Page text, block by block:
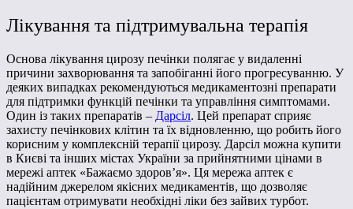
Лікування та підтримувальна терапія
Основа лікування цирозу печінки полягає у видаленні
причини захворювання та запобіганні його прогресуванню. У
деяких випадках рекомендуються медикаментозні препарати
для підтримки функцій печінки та управління симптомами.
Один із таких препаратів – Дарсіл. Цей препарат сприяє
захисту печінкових клітин та їх відновленню, що робить його
корисним у комплексній терапії цирозу. Дарсіл можна купити
в Києві та інших містах України за прийнятними цінами в
мережі аптек «Бажаємо здоров’я». Ця мережа аптек є
надійним джерелом якісних медикаментів, що дозволяє
пацієнтам отримувати необхідні ліки без зайвих турбот.